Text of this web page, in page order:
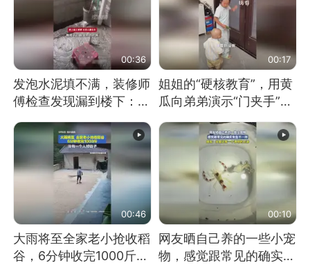
00:36
发泡水泥填不满，装修师
傅检查发现漏到楼下：出
风口未延伸到外墙
00:17
姐姐的“硬核教育”，用黄
瓜向弟弟演示“门夹手”，
网友：果然言传不如身
教！
00:46
大雨将至全家老小抢收稻
谷，6分钟收完1000斤，
00:10
网友晒自己养的一些小宠
物，感觉跟常见的确实有